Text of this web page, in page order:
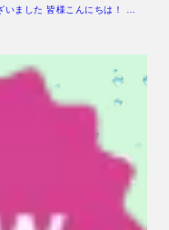
いました 皆様こんにちは！ …